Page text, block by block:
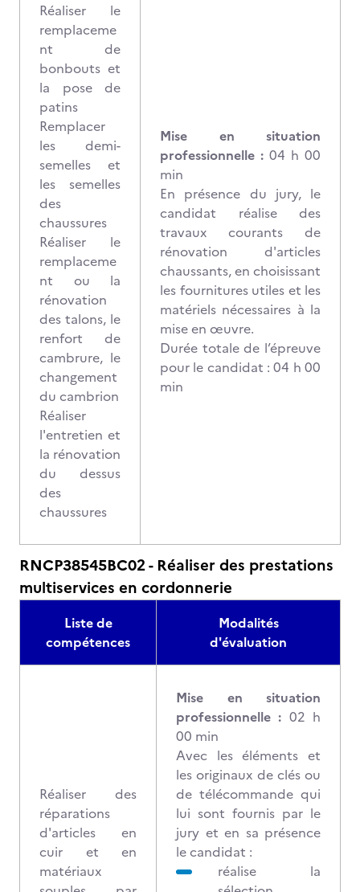
Réaliser le
remplaceme
nt de
bonbouts et
la pose de
patins
Remplacer
les demi-
semelles et
les semelles
des
chaussures
Réaliser le
remplaceme
nt ou la
rénovation
des talons, le
renfort de
cambrure, le
changement
du cambrion
Réaliser
l'entretien et
la rénovation
du dessus
des
chaussures
Mise en situation
professionnelle : 04 h 00
min
En présence du jury, le
candidat réalise des
travaux courants de
rénovation d'articles
chaussants, en choisissant
les fournitures utiles et les
matériels nécessaires à la
mise en œuvre.
Durée totale de l’épreuve
pour le candidat : 04 h 00
min
RNCP38545BC02 - Réaliser des prestations
multiservices en cordonnerie
Liste de
compétences
Modalités
d'évaluation
Réaliser des
réparations
d'articles en
cuir et en
matériaux
Mise en situation
professionnelle : 02 h
00 min
Avec les éléments et
les originaux de clés ou
de télécommande qui
lui sont fournis par le
jury et en sa présence
le candidat :
réalise la